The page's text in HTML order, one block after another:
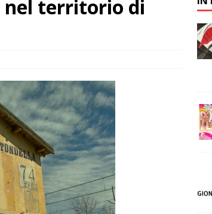
nel territorio di